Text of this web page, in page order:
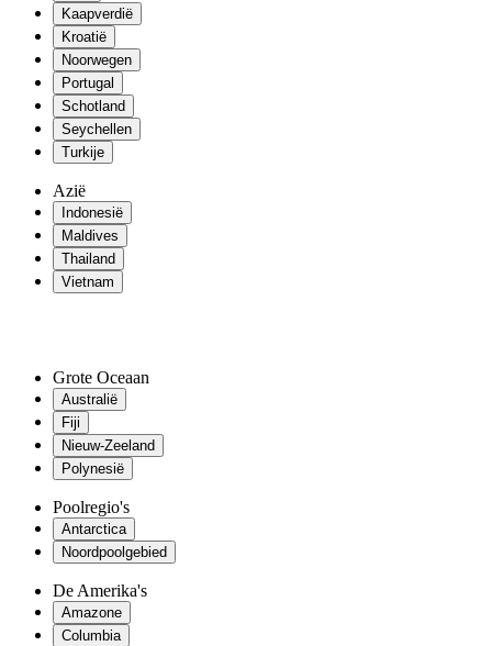
Kaapverdië
Kroatië
Noorwegen
Portugal
Schotland
Seychellen
Turkije
Azië
Indonesië
Maldives
Thailand
Vietnam
Grote Oceaan
Australië
Fiji
Nieuw-Zeeland
Polynesië
Poolregio's
Antarctica
Noordpoolgebied
De Amerika's
Amazone
Columbia